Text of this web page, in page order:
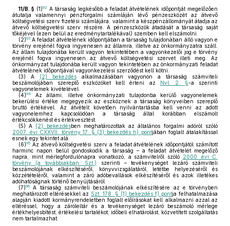
11/B. § (1)92 A társaság legkésőbb a feladat átvételének időpontját megelőzően
átutalja valamennyi pénzforgalmi számláján lévő pénzeszközét az átvevő
költségvetési szerv fizetési számlájára, valamint a készpénzállományát átadja az
átvevő költségvetési szerv részére. A pénzeszközök átadását a társaság saját
tőkéjével (ezen belül az eredménytartalékával) szemben kell elszámolni.
(2)93 A feladat átvételének időpontjában a társaság tulajdonában álló vagyon e
törvény erejénél fogva ingyenesen az államra, illetve az önkormányzatra száll.
Az állam tulajdonába került vagyon tekintetében a vagyonkezelői jog e törvény
erejénél fogva ingyenesen az átvevő költségvetési szervet illeti meg. Az
önkormányzat tulajdonába került vagyon tekintetében az önkormányzati feladat
átvételének időpontjával vagyonkezelési szerződést kell kötni.
(3) A (2) bekezdésalkalmazásában vagyonon a társaság számviteli
beszámolójában szereplő eszközöket kell érteni az
Nvt. 2. §-a szerinti
vagyonelemek kivételével.
(4)94
Az állami, illetve önkormányzati tulajdonba kerülő vagyonelemek
bekerülési értéke megegyezik az eszköznek a társaság könyveiben szereplő
bruttó értékével. Az átvételt követően nyilvántartásba kell venni az adott
vagyonelemhez kapcsolódóan a társaság által korábban elszámolt
értékcsökkenést és értékvesztést.
(5) A (2) bekezdésben meghatározottak az általános forgalmi adóról szóló
2007. évi CXXVII. törvény 17. § (3) bekezdés h) pontjában foglalt átalakítással
esnek egy tekintet alá.
(6)95 Az átvevő költségvetési szerv a feladat átvételének időpontjától számított
harminc napon belül gondoskodik a társaság – a feladat átvételét megelőző
napra, mint mérlegfordulónapra vonatkozó, a számvitelről szóló 2000. évi C.
törvény (a továbbiakban: Szt.) szerinti – tevékenységet lezáró számviteli
beszámolójának elkészítéséről, könyvvizsgálatáról, letétbe helyezéséről és
közzétételéről, valamint a záró adóbevallások elkészítéséről és azok illetékes
adóhatóságnak történő benyújtásáról.
(7)96
A társaság számviteli beszámolójának elkészítésére az e törvényben
meghatározott eltérésekkel az Szt. 178. § (1) bekezdés f) pontja felhatalmazása
alapján kiadott kormányrendeletben foglalt előírásokat kell alkalmazni azzal az
eltéréssel, hogy a záróleltár és a tevékenységet lezáró beszámoló mérlege
értékhelyesbítést, értékelési tartalékot, időbeli elhatárolást, közvetített szolgáltatás
nem tartalmazhat.